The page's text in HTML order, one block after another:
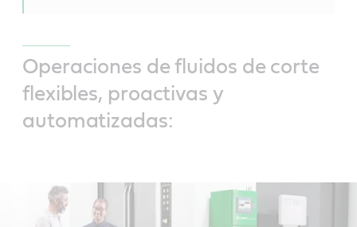
Operaciones de fluidos de corte
flexibles, proactivas y
automatizadas: